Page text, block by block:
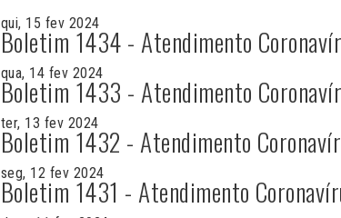
qui, 15 fev 2024
Boletim 1434 - Atendimento
qua, 14 fev 2024
Boletim 1433 - Atendimento
ter, 13 fev 2024
Boletim 1432 - Atendimento
seg, 12 fev 2024
Boletim 1431 - Atendimento